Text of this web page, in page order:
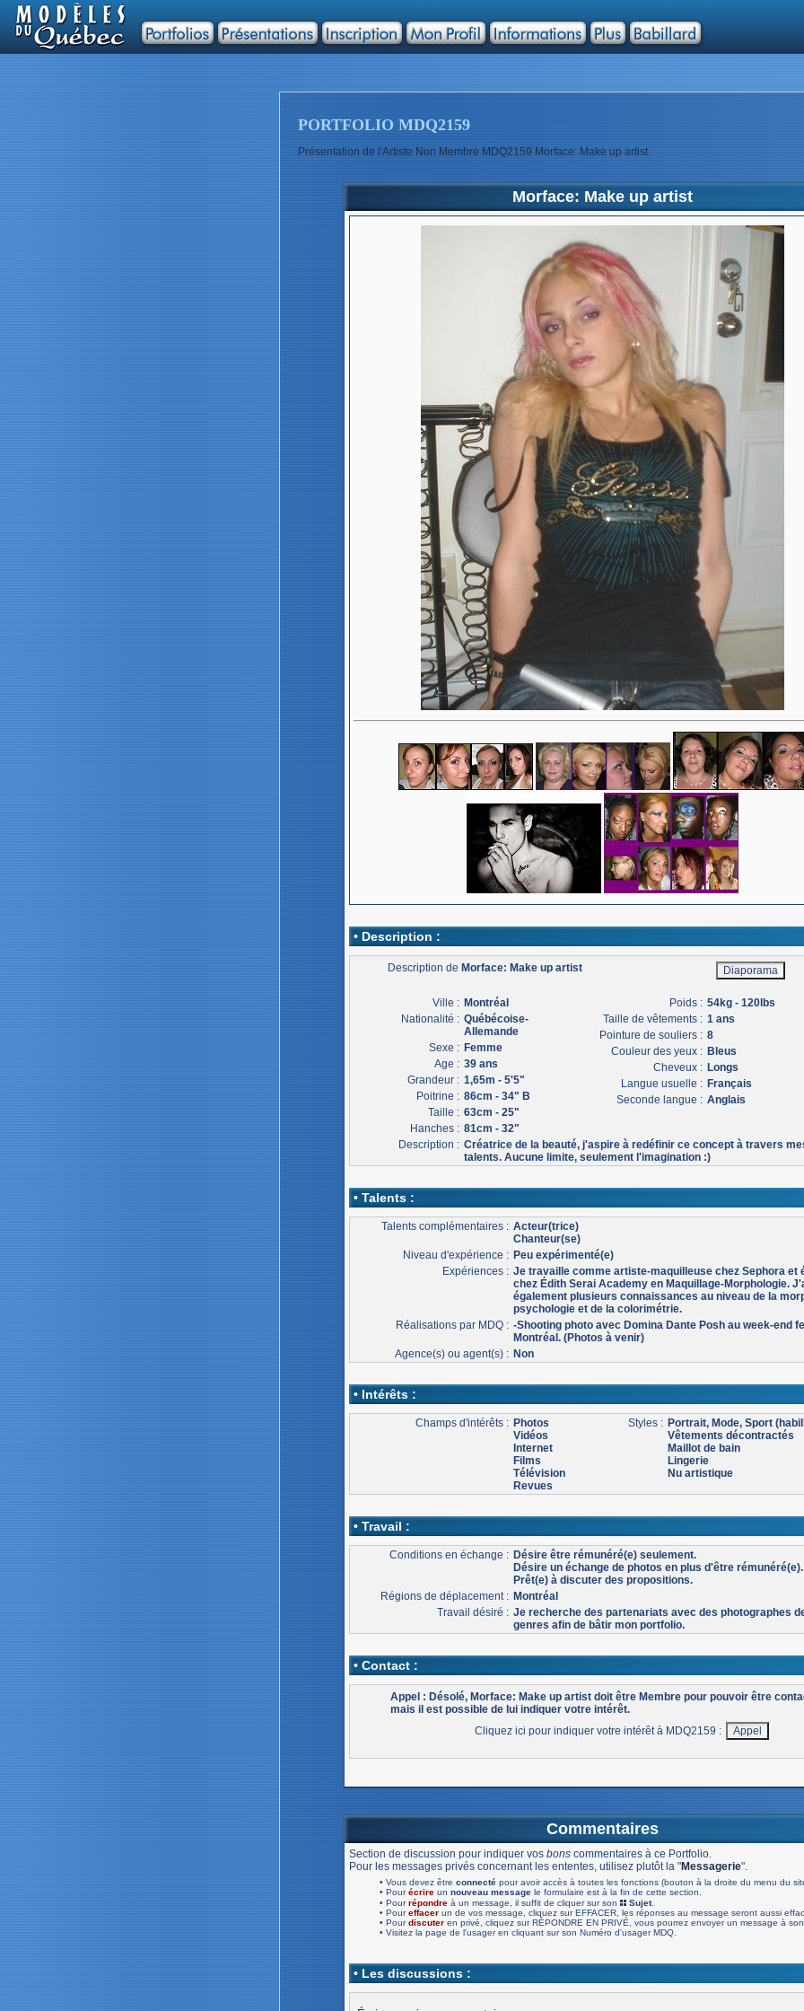
PORTFOLIO MDQ2159
Présentation de l'Artiste Non Membre MDQ2159 Morface: Make up artist.
Morface: Make up artist
• Description :
Description deMorface: Make up artist
Ville : Montréal
Nationalité : Québécoise-
Allemande
Sexe : Femme
Age : 39 ans
Grandeur : 1,65m - 5'5"
Poitrine : 86cm - 34" B
Taille : 63cm - 25"
Hanches : 81cm - 32"
Poids : 54kg - 120lbs
Taille de vêtements : 1 ans
Pointure de souliers : 8
Couleur des yeux : Bleus
Cheveux : Longs
Langue usuelle : Français
Seconde langue : Anglais
Description : Créatrice de la beauté, j'aspire à redéfinir ce concept à travers
talents. Aucune limite, seulement l'imagination :)
• Talents :
Talents complémentaires : Acteur(trice)
Chanteur(se)
Niveau d'expérience : Peu expérimenté(e)
Expériences : Je travaille comme artiste-maquilleuse chez Sephora et
chez Édith Serai Academy en Maquillage-Morphologie.
également plusieurs connaissances au niveau de la
psychologie et de la colorimétrie.
Réalisations par MDQ : -Shooting photo avec Domina Dante Posh au week-end
Montréal. (Photos à venir)
Agence(s) ou agent(s) : Non
• Intérêts :
Champs d'intérêts : Photos
Vidéos
Internet
Films
Télévision
Revues
Styles : Portrait, Mode, Sport
Vêtements décontractés
Maillot de bain
Lingerie
Nu artistique
• Travail :
Conditions en échange : Désire être rémunéré(e) seulement.
Désire un échange de photos en plus d'être rémunéré(e).
Prêt(e) à discuter des propositions.
Régions de déplacement : Montréal
Travail désiré : Je recherche des partenariats avec des photographes
genres afin de bâtir mon portfolio.
• Contact :
Appel : Désolé, Morface: Make up artist doit être Membre pour pouvoir être
mais il est possible de lui indiquer votre intérêt.
Cliquez ici pour indiquer votre intérêt à MDQ2159 :
Commentaires
Section de discussion pour indiquer vos bonscommentaires à ce Portfolio.
Pour les messages privés concernant les ententes, utilisez plutôt la "Messagerie".
• Vous devez être connectépour avoir accès à toutes les fonctions (bouton à la droite du menu du
• Pourécrireun nouveau messagele formulaire est à la fin de cette section.
• Pourrépondreà un message, il suffit de cliquer sur son Sujet.
• Poureffacerun de vos message, cliquez sur EFFACER, les réponses au message seront aussi
• Pourdiscuteren privé, cliquez sur RÉPONDRE EN PRIVÉ, vous pourrez envoyer un message à
• Visitez la page de l'usager en cliquant sur son Numéro d'usager MDQ.
• Les discussions :